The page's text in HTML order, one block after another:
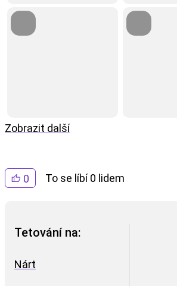
0 To se líbí 0 lidem
Tetování na:
Nárt
Zobrazit další